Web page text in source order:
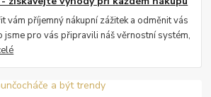
vám příjemný nákupní zážitek a odměnit vás
jsme pro vás připravili náš věrnostní systém,